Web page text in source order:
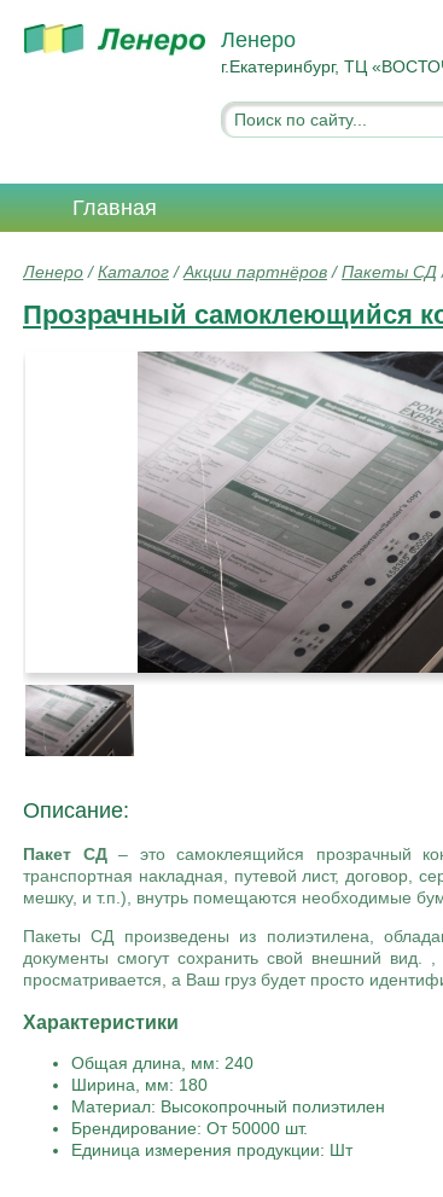
Ленеро
г.Екатеринбург, ТЦ
Главная
Ленеро /Каталог /Акции партнёров /Пакеты СД
Прозрачный самоклеющийся
Описание:
Пакет СД– это самоклеящийся прозрачный
транспортная накладная, путевой лист, договор,
мешку, и т.п.), внутрь помещаются необходимые
Пакеты СД произведены из полиэтилена,
документы смогут сохранить свой внешний вид.
просматривается, а Ваш груз будет просто
Характеристики
Общая длина, мм: 240
Ширина, мм: 180
Материал: Высокопрочный полиэтилен
Брендирование: От 50000 шт.
Единица измерения продукции: Шт